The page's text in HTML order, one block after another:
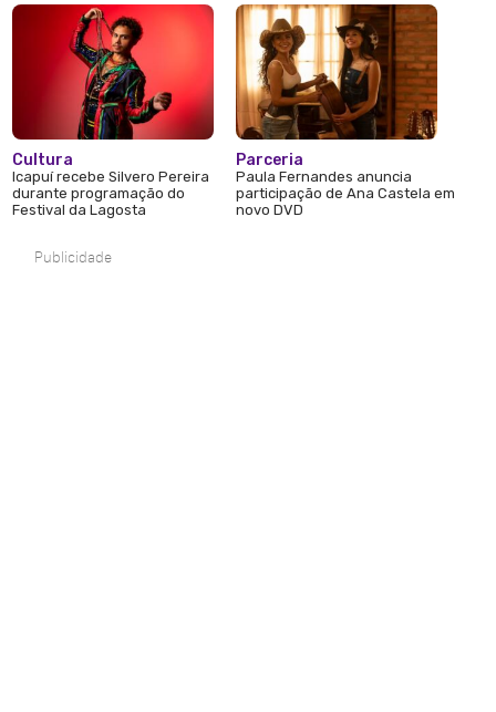
Cultura
Icapuí recebe Silvero Pereira
durante programação do
Festival da Lagosta
Parceria
Paula Fernandes anuncia
participação de Ana Castela em
novo DVD
Publicidade